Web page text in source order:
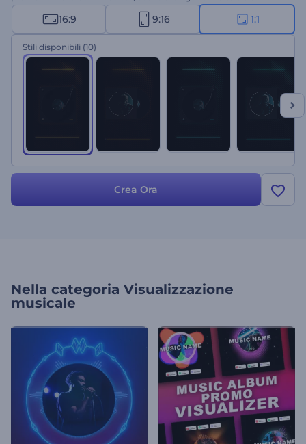
Preparati a stupire tutti con un visualizzatore musicale di grande
impatto. Provalo subito!
16:9 9:16 1:1
Stili disponibili (10)
Crea Ora
Nella categoria Visualizzazione
musicale